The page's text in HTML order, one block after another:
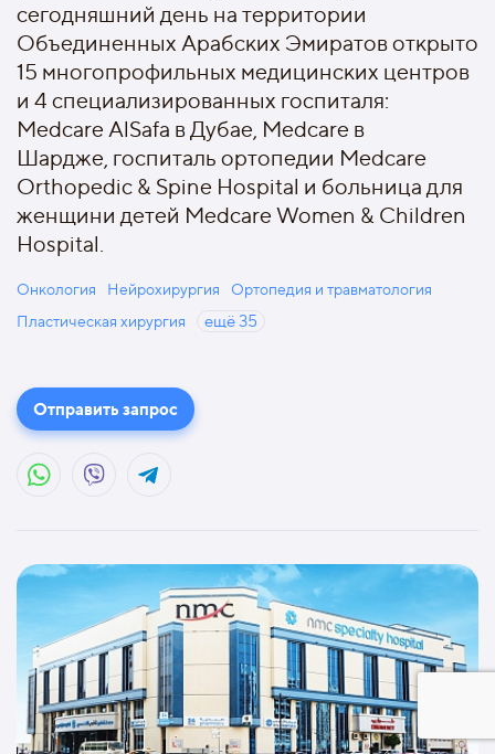
сегодняшний день на территории
Объединенных Арабских Эмиратов открыто
15 многопрофильных медицинских центров
и 4 специализированных госпиталя:
Medcare AlSafa в Дубае, Medcare в
Шардже, госпиталь ортопедии Medcare
Orthopedic & Spine Hospital и больница для
женщини детей Medcare Women & Children
Hospital.
Онкология Нейрохирургия
Ортопедия и травматология
Пластическая хирургия
ещё35
Отправить запрос